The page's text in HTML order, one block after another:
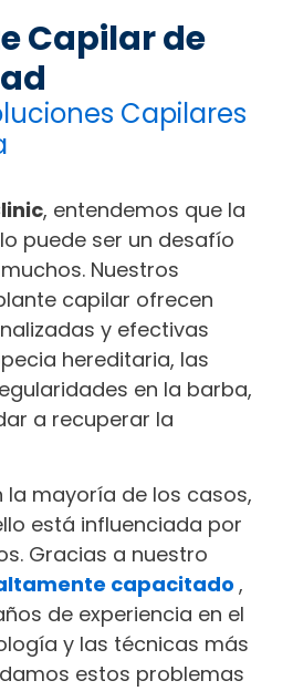
84
104
114
134
154
Capilar de
Capilares
, entendemos que la
puede ser un desafío
Nuestros
capilar ofrecen
y efectivas
hereditaria, las
en la barba,
a recuperar la
la mayoría de los casos,
está influenciada por
Gracias a nuestro
capacitado,
de experiencia en el
y las técnicas más
estos problemas